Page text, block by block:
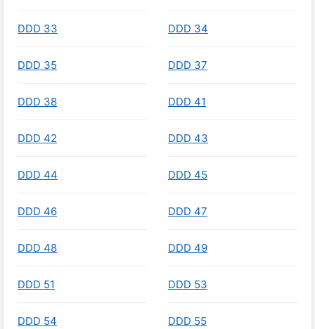
DDD 33 DDD 34
DDD 35 DDD 37
DDD 38 DDD 41
DDD 42 DDD 43
DDD 44 DDD 45
DDD 46 DDD 47
DDD 48 DDD 49
DDD 51 DDD 53
DDD 54 DDD 55